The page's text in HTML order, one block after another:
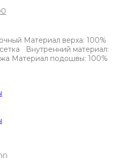
Материал верха: 100%
Внутренний материал:
Материал подошвы: 100%